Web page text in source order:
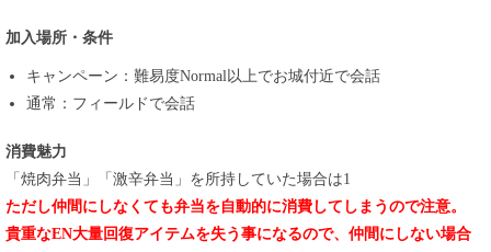
加入場所・条件
キャンペーン：難易度Normal以上でお城付近で会話
通常：フィールドで会話
消費魅力
「焼肉弁当」「激辛弁当」を所持していた場合は1
ただし仲間にしなくても弁当を自動的に消費してしまうので注意。
貴重なEN大量回復アイテムを失う事になるので、仲間にしない場合